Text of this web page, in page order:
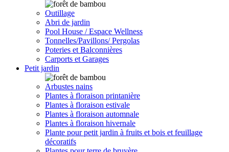
Outillage
Abri de jardin
Pool House / Espace Wellness
Tonnelles/Pavillons/ Pergolas
Poteries et Balconnières
Carports et Garages
Petit jardin
Arbustes nains
Plantes à floraison printanière
Plantes à floraison estivale
Plantes à floraison automnale
Plantes à floraison hivernale
Plante pour petit jardin à fruits et bois et feuillage
décoratifs